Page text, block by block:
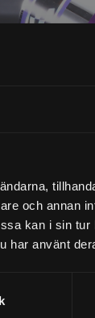
och annan
kan i sin tur
har använt